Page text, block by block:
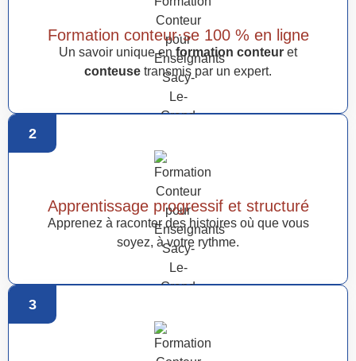
Formation conteur·se 100 % en ligne
Un savoir unique en formation conteur et
conteuse transmis par un expert.
2
Apprentissage progressif et structuré
Apprenez à raconter des histoires où que vous
soyez, à votre rythme.
3